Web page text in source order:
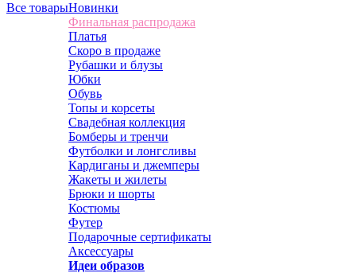
Все товарыНовинки
Финальная распродажа
Платья
Скоро в продаже
Рубашки и блузы
Юбки
Обувь
Топы и корсеты
Свадебная коллекция
Бомберы и тренчи
Футболки и лонгсливы
Кардиганы и джемперы
Жакеты и жилеты
Брюки и шорты
Костюмы
Футер
Подарочные сертификаты
Аксессуары
Идеи образов